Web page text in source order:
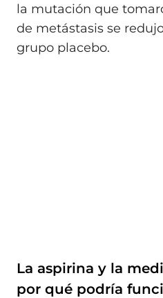
la mutación que
de metástasis se
grupo placebo.
La aspirina y la
por qué podría